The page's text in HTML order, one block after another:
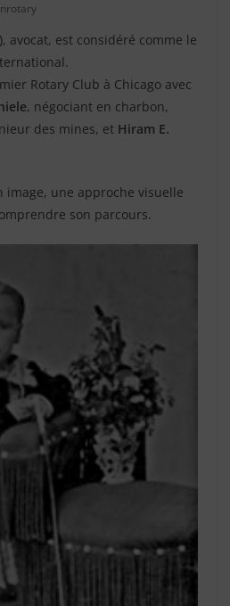
avocat, est considéré comme le
Rotary Club à Chicago avec
, négociant en charbon,
des mines, et Hiram E.
image, une approche visuelle
son parcours.